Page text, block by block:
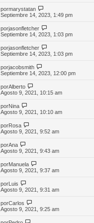
pormarystatan
Septiembre 14, 2023, 1:49 pm
porjasonfletcher
Septiembre 14, 2023, 1:03 pm
porjasonfletcher
Septiembre 14, 2023, 1:03 pm
porjacobsmith
Septiembre 14, 2023, 12:00 pm
porAlberto
Agosto 9, 2021, 10:15 am
porNina
Agosto 9, 2021, 10:10 am
porRosa
Agosto 9, 2021, 9:52 am
porAna
Agosto 9, 2021, 9:43 am
porManuela
Agosto 9, 2021, 9:37 am
porLuis
Agosto 9, 2021, 9:31 am
porCarlos
Agosto 9, 2021, 9:25 am